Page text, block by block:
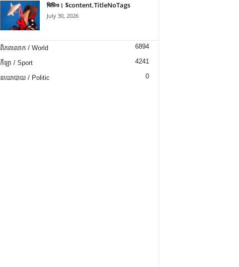
ভিডিও। $content.TitleNoTags
July 30, 2026
ពិភពលោក / World 6894
កីឡា / Sport 4241
នយោបាយ / Politic 0